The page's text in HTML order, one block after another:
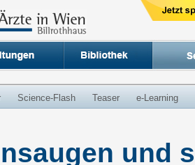
Science-Flash Teaser e-Learning
und